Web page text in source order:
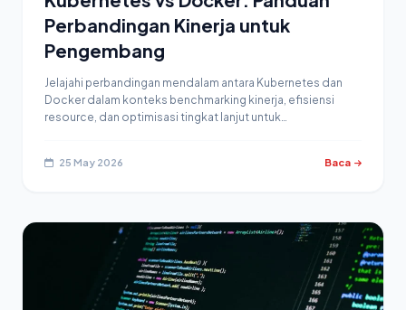
Perbandingan Kinerja untuk
Pengembang
Jelajahi perbandingan mendalam antara Kubernetes dan
Docker dalam konteks benchmarking kinerja, efisiensi
resource, dan optimisasi tingkat lanjut untuk…
25 May 2026 Baca